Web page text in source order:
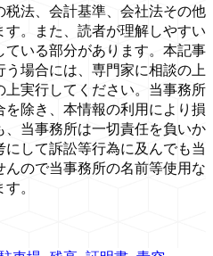
法、会計基準、会社法その他
。また、読者が理解しやすい
いる部分があります。本記事
場合には、専門家に相談の上
実行してください。当事務所
除き、本情報の利用により損
当事務所は一切責任を負いか
して訴訟等行為に及んでも当
ので当事務所の名前等使用な
。